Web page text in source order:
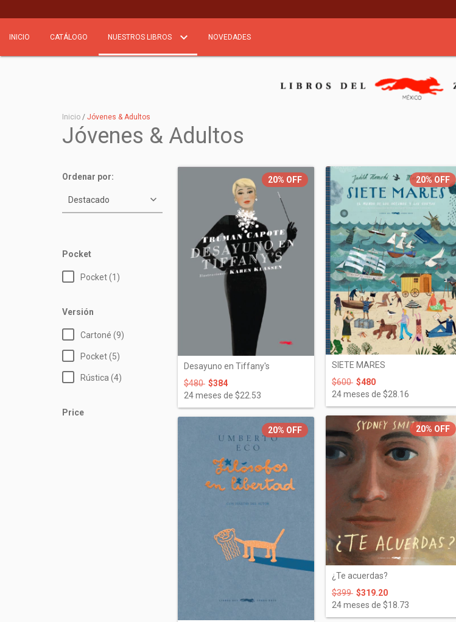
INICIO CATÁLOGO NUESTROS LIBROS NOVEDADES
Inicio / Jóvenes & Adultos
Jóvenes & Adultos
Ordenar por:
Pocket
Pocket (1)
Versión
Cartoné (9)
Pocket (5)
Rústica (4)
Price
20% OFF
Desayuno en Tiffany's
$480 $384
24meses de $22.53
20% OFF
SIETE MARES
$600 $480
24meses de $28.16
20% OFF 20% OFF
¿Te acuerdas?
$399 $319.20
24meses de $18.73